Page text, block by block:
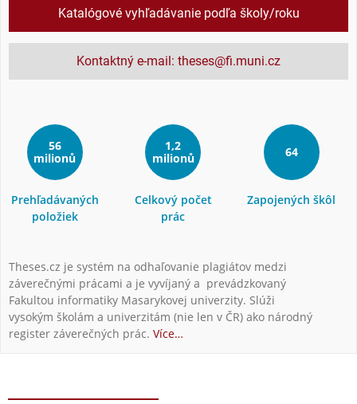
Katalógové vyhľadávanie podľa školy/roku
Kontaktný e-mail: theses@fi.muni.cz
56
milionů
Prehľadávaných
položiek
1,2
milionů
Celkový počet
prác
64
Zapojených škôl
Theses.cz je systém na odhaľovanie plagiátov medzi
záverečnými prácami a je vyvíjaný a prevádzkovaný
Fakultou informatiky Masarykovej univerzity. Slúži
vysokým školám a univerzitám (nie len v ČR) ako národný
register záverečných prác. Více…